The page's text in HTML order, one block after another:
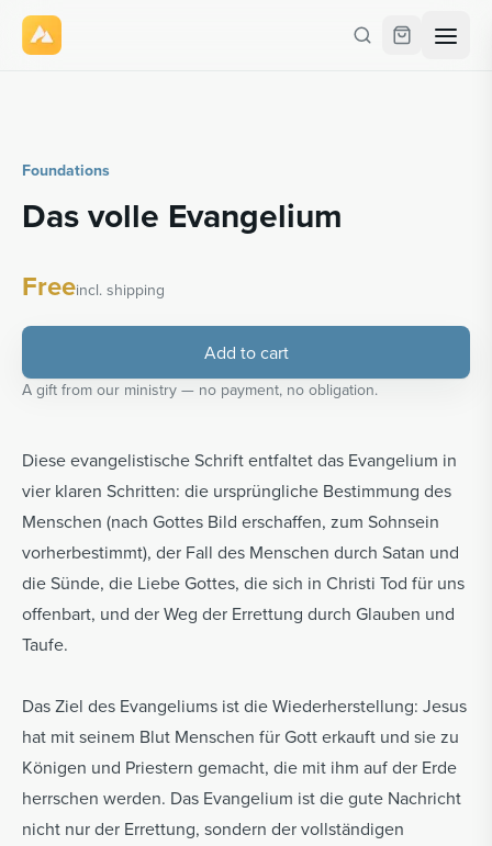
Foundations
Das volle Evangelium
Freeincl. shipping
Add to cart
A gift from our ministry — no payment, no obligation.
Diese evangelistische Schrift entfaltet das Evangelium in
vier klaren Schritten: die ursprüngliche Bestimmung des
Menschen (nach Gottes Bild erschaffen, zum Sohnsein
vorherbestimmt), der Fall des Menschen durch Satan und
die Sünde, die Liebe Gottes, die sich in Christi Tod für uns
offenbart, und der Weg der Errettung durch Glauben und
Taufe.
Das Ziel des Evangeliums ist die Wiederherstellung: Jesus
hat mit seinem Blut Menschen für Gott erkauft und sie zu
Königen und Priestern gemacht, die mit ihm auf der Erde
herrschen werden. Das Evangelium ist die gute Nachricht
nicht nur der Errettung, sondern der vollständigen